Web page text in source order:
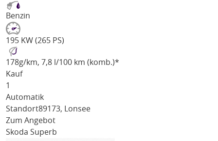
Benzin
195 KW (265 PS)
178g/km, 7,8 l/100 km (komb.)*
Kauf
1
Automatik
Standort89173, Lonsee
Zum Angebot
Skoda Superb